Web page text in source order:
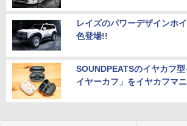
レイズのパワーデザインホ
色登場!!
SOUNDPEATSのイヤカフ
イヤーカフ」をイヤカフマ